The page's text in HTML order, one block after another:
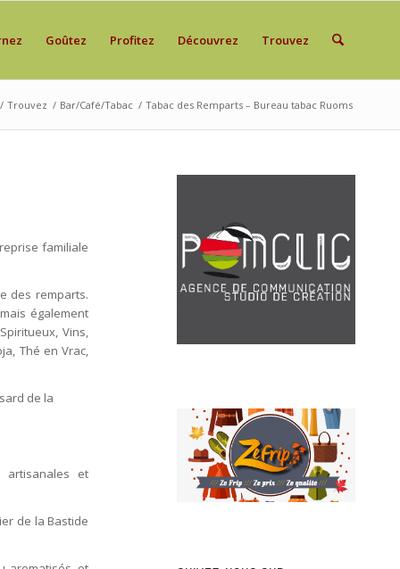
Goûtez Profitez Découvrez Trouvez
/ Trouvez / Bar/Café/Tabac / Tabac des Remparts – Bureau tabac Ruoms
familiale
des remparts.
également
Vins,
Thé en Vrac,
de la
artisanales et
de la Bastide